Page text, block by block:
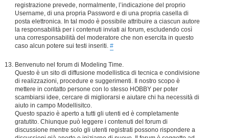
registrazione prevede, normalmente, l’indicazione del proprio
Username, di una propria Password e di una propria casella di
posta elettronica. In tal modo è possibile attribuire a ciascun autore
la responsabilità per i contenuti inviati ai forum, escludendo così
una corresponsabilità del moderatore che non esercita in questo
caso alcun potere sui testi inseriti. #
Benvenuto nel forum di Modeling Time.
Questo è un sito di diffusione modellistica di tecnica e condivisione
di realizzazioni, procedure e suggerimenti. Il nostro scopo è
mettere in contatto persone con lo stesso HOBBY per poter
scambiarsi idee, cercare di migliorarsi e aiutare chi ha necessità di
aiuto in campo Modellisitco.
Questo spazio è aperto a tutti gli utenti ed è completamente
gratutito. Chiunque può leggere i contenuti del forum di
discussione mentre solo gli utenti registrati possono rispondere a